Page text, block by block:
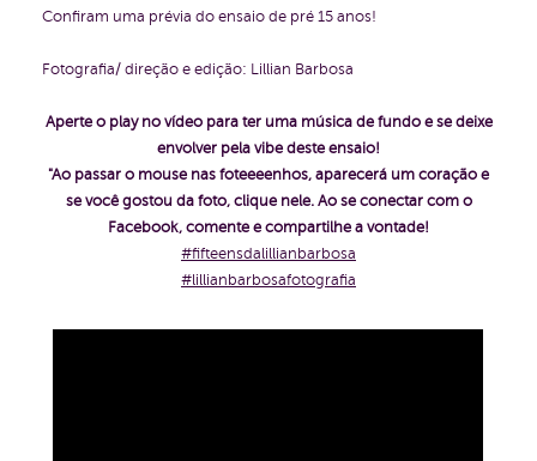
Confiram uma prévia do ensaio de pré 15 anos!
Fotografia/ direção e edição: Lillian Barbosa
Aperte o play no vídeo para ter uma música de fundo e se deixe
envolver pela vibe deste ensaio!
"Ao passar o mouse nas foteeeenhos, aparecerá um coração e
se você gostou da foto, clique nele. Ao se conectar com o
Facebook, comente e compartilhe a vontade!
#fifteensdalillianbarbosa
#lillianbarbosafotografia